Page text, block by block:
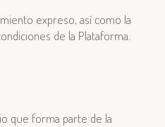
expreso, así como la
de la Plataforma.
que forma parte de la